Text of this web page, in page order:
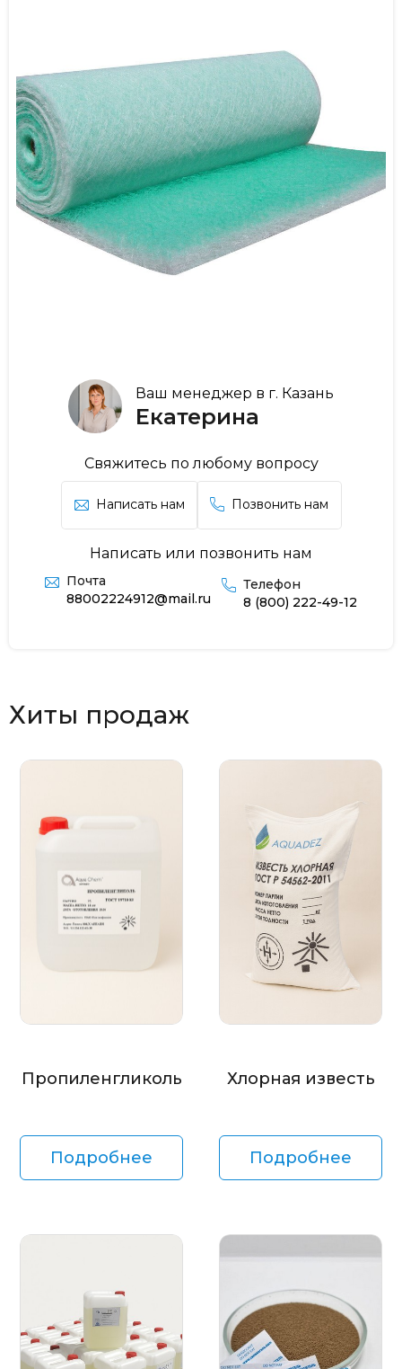
Ваш менеджер в г. Казань
Екатерина
Свяжитесь по любому вопросу
Написать нам Позвонить нам
Написать или позвонить нам
Почта
88002224912@mail.ru
Телефон
8 (800) 222-49-12
Хиты продаж
Пропиленгликоль
Подробнее
Хлорная известь
Подробнее